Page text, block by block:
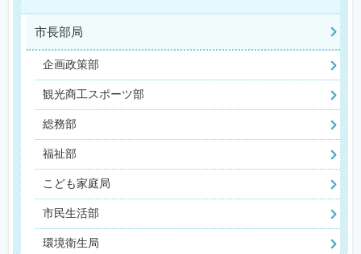
市長部局
企画政策部
観光商工スポーツ部
総務部
福祉部
こども家庭局
市民生活部
環境衛生局